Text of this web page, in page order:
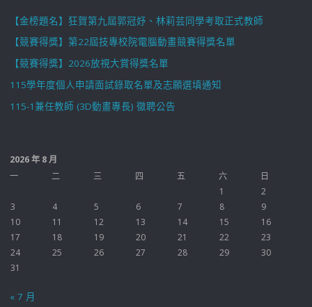
【金榜題名】狂賀第九屆郭冠妤、林莉芸同學考取正式教師
【競賽得獎】第22屆技專校院電腦動畫競賽得獎名單
【競賽得獎】2026放視大賞得獎名單
115學年度個人申請面試錄取名單及志願選填通知
115-1兼任教師 (3D動畫專長) 徵聘公告
2026 年 8 月
一
二 三 四 五 六
日
1
2
3
4 5 6 7 8
9
10
11 12 13 14 15
16
17
18 19 20 21 22
23
24
25 26 27 28 29
30
31
« 7 月